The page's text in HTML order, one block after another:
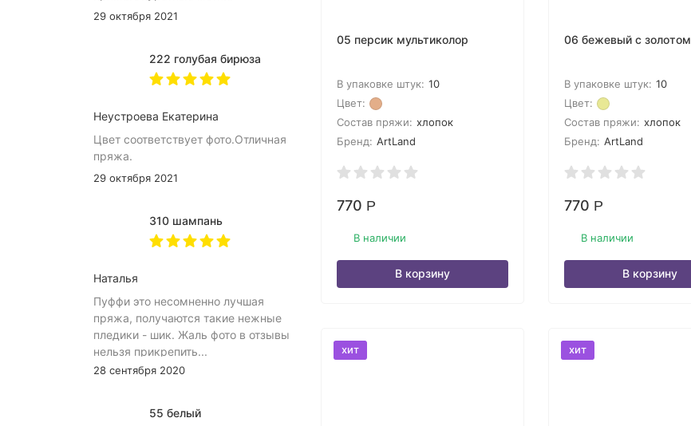
05 персик мультиколор
В упаковке штук: 10
Цвет:
Состав пряжи: хлопок
Бренд: ArtLand
770 Р
В наличии
В корзину
06 бежевый с золотом
В упаковке штук: 10
Цвет:
Состав пряжи: хлопок
Бренд: ArtLand
770 Р
В наличии
В корзину
хит хит
29 октября 2021
222 голубая бирюза
Неустроева Екатерина
Цвет соответствует фото.Отличная
пряжа.
29 октября 2021
310 шампань
Наталья
Пуффи это несомненно лучшая
пряжа, получаются такие нежные
пледики - шик. Жаль фото в отзывы
нельзя прикрепить...
28 сентября 2020
55 белый